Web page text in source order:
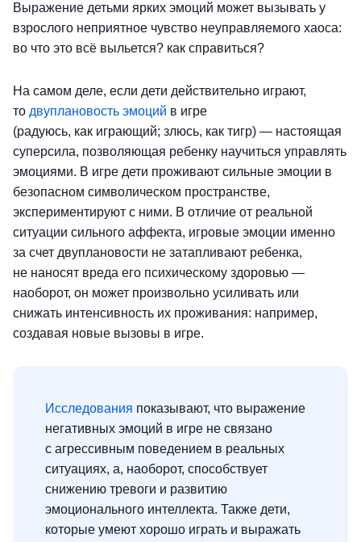
Выражение детьми ярких эмоций может вызывать у
взрослого неприятное чувство неуправляемого хаоса:
во что это всё выльется? как справиться?
На самом деле, если дети действительно играют,
то двуплановость эмоций в игре
(радуюсь, как играющий; злюсь, как тигр) — настоящая
суперсила, позволяющая ребенку научиться управлять
эмоциями. В игре дети проживают сильные эмоции в
безопасном символическом пространстве,
экспериментируют с ними. В отличие от реальной
ситуации сильного аффекта, игровые эмоции именно
за счет двуплановости не затапливают ребенка,
не наносят вреда его психическому здоровью —
наоборот, он может произвольно усиливать или
снижать интенсивность их проживания: например,
создавая новые вызовы в игре.
Исследования показывают, что выражение
негативных эмоций в игре не связано
с агрессивным поведением в реальных
ситуациях, а, наоборот, способствует
снижению тревоги и развитию
эмоционального интеллекта. Также дети,
которые умеют хорошо играть и выражать